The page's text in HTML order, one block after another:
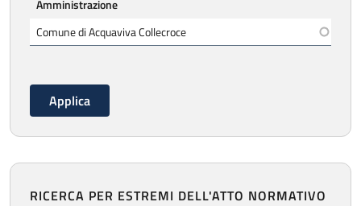
Amministrazione
RICERCA PER ESTREMI DELL'ATTO NORMATIVO